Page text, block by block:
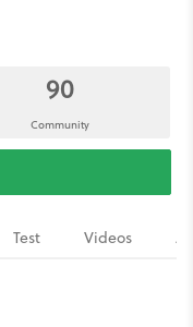
90
Community
Test Videos